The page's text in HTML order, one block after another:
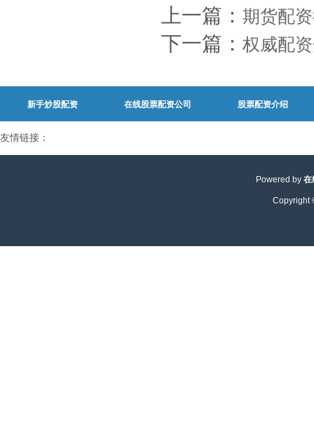
上一篇： 期货配
下一篇： 权威配
新手炒股配资 在线股票配资公司 股票配资介绍
友情链接：
Powered by 在
Copyright